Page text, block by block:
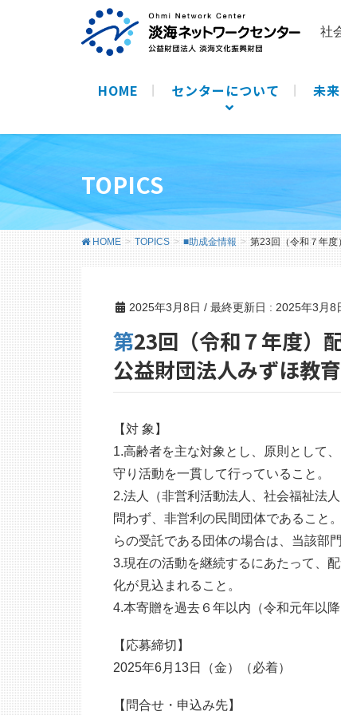
社
HOME センターについて 未
TOPICS
HOME TOPICS ■助成金情報 第23回（令和７年
2025年3月8日 / 最終更新日 : 2025年3月8
第23回（令和７年度
公益財団法人みずほ教
【対 象】
1.高齢者を主な対象とし、原則として
守り活動を一貫して行っていること。
2.法人（非営利活動法人、社会福祉法
問わず、非営利の民間団体であること
らの受託である団体の場合は、当該部
3.現在の活動を継続するにあたって、
化が見込まれること。
4.本寄贈を過去６年以内（令和元年以
【応募締切】
2025年6月13日（金）（必着）
【問合せ・申込み先】